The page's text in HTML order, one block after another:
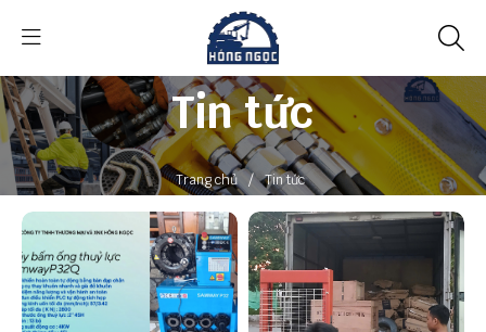
Tin tức
Trang chủ / Tin tức